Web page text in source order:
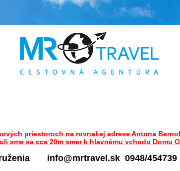
priestoroch na rovnakej adrese Antona
sme sa cca 20m smer k hlavnému vchodu Domu
info@mrtravel.sk 0948/454739